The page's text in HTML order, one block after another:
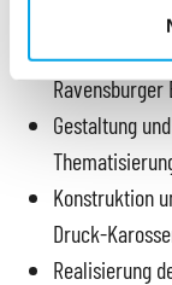
Konzeption
Storyline-
Ravensburger
Gestaltung
Konstruktion
Druck-
Realisierung